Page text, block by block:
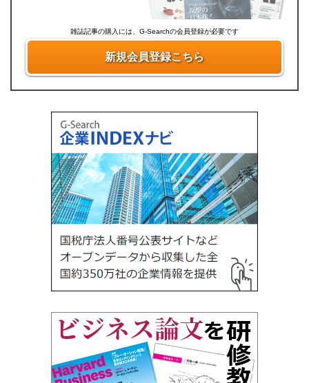
雑誌記事の購入には、G-Searchの会員登録が必要です
新規会員登録こちら